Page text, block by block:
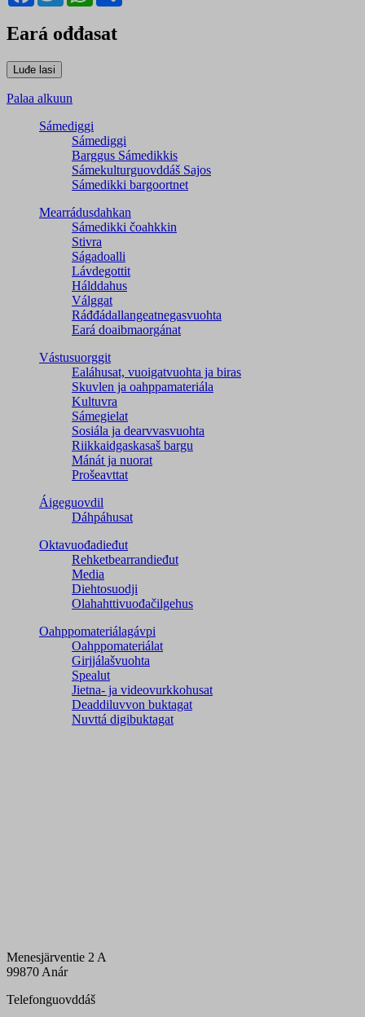
Eará ođđasat
Palaa alkuun
Sámediggi
Sámediggi
Barggus Sámedikkis
Sámekulturguovddáš Sajos
Sámedikki bargoortnet
Mearrádusdahkan
Sámedikki čoahkkin
Stivra
Ságadoalli
Lávdegottit
Hálddahus
Válggat
Ráđđádallangeatnegas­vuohta
Eará doaibmaorgánat
Vástusuorggit
Ealáhusat, vuoigatvuohta ja biras
Skuvlen ja oahppamateriála
Kultuvra
Sámegielat
Sosiála ja dearvvasvuohta
Riikkaidgaskasaš bargu
Mánát ja nuorat
Prošeavttat
Áigeguovdil
Dáhpáhusat
Oktavuođadieđut
Rehketbearrandieđut
Media
Diehtosuodji
Olahahttivuođačilgehus
Oahppomateriálagávpi
Oahppomateriálat
Girjjálašvuohta
Spealut
Jietna- ja videovurkkohusat
Deaddiluvvon buktagat
Nuvttá digibuktagat
Menesjärventie 2 A
99870 Anár
Telefonguovddáš